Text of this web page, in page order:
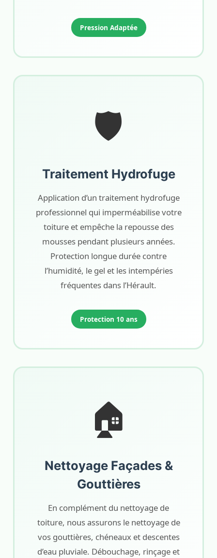
Pression Adaptée
🛡️
Traitement Hydrofuge
Application d’un traitement hydrofuge
professionnel qui imperméabilise votre
toiture et empêche la repousse des
mousses pendant plusieurs années.
Protection longue durée contre
l’humidité, le gel et les intempéries
fréquentes dans l’Hérault.
Protection 10 ans
🏠
Nettoyage Façades &
Gouttières
En complément du nettoyage de
toiture, nous assurons le nettoyage de
vos gouttières, chéneaux et descentes
d’eau pluviale. Débouchage, rinçage et